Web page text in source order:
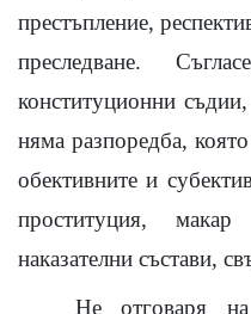
престъпление,
преследване.
конституционни
няма разпоредба,
обективните и
проституция,
наказателни състави,
Не отговаря